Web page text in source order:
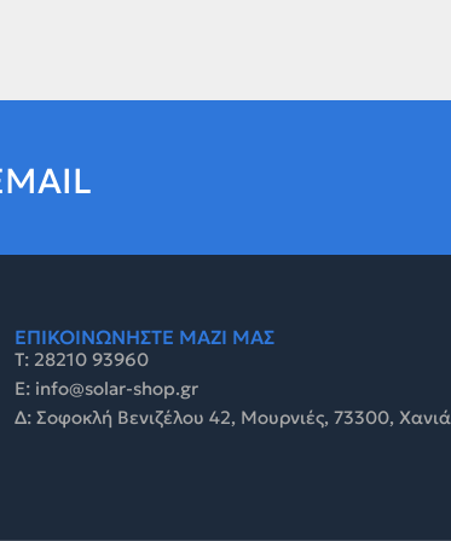
ΕΠΙΚΟΙΝΩΝΗΣΤΕ ΜΑΖΙ ΜΑΣ
Τ: 28210 93960
E: info@solar-shop.gr
Δ: Σοφοκλή Βενιζέλου 42, Μουρνιές, 73300, Χανιά